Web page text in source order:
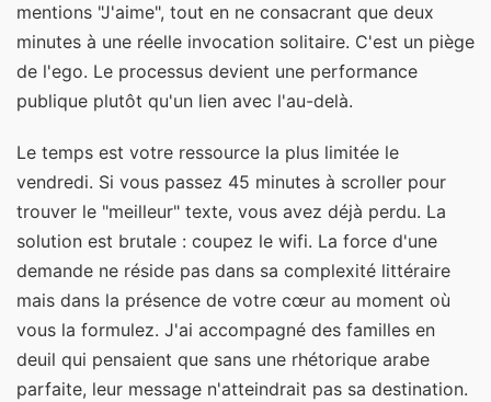
mentions "J'aime", tout en ne consacrant que deux
minutes à une réelle invocation solitaire. C'est un piège
de l'ego. Le processus devient une performance
publique plutôt qu'un lien avec l'au-delà.
Le temps est votre ressource la plus limitée le
vendredi. Si vous passez 45 minutes à scroller pour
trouver le "meilleur" texte, vous avez déjà perdu. La
solution est brutale : coupez le wifi. La force d'une
demande ne réside pas dans sa complexité littéraire
mais dans la présence de votre cœur au moment où
vous la formulez. J'ai accompagné des familles en
deuil qui pensaient que sans une rhétorique arabe
parfaite, leur message n'atteindrait pas sa destination.